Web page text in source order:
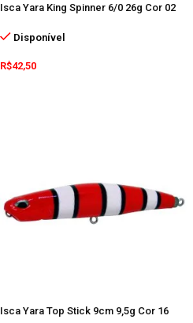
Isca Yara King Spinner 6/0 26g Cor 02
Disponível
R$42,50
Isca Yara Top Stick 9cm 9,5g Cor 16